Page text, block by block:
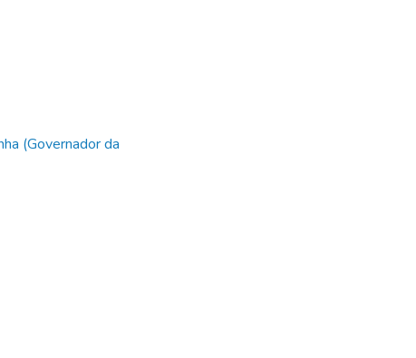
(Governador da